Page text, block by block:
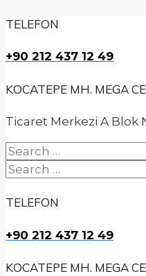
TELEFON
+90 212 437 12 49
KOCATEPE MH. MEGA
Ticaret Merkezi A Blok
Search
for:
Search
TELEFON
+90 212 437 12 49
KOCATEPE MH. MEGA